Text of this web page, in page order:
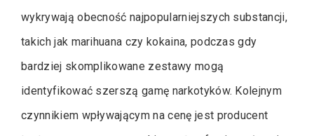
wykrywają obecność najpopularniejszych substancji,
takich jak marihuana czy kokaina, podczas gdy
bardziej skomplikowane zestawy mogą
identyfikować szerszą gamę narkotyków. Kolejnym
czynnikiem wpływającym na cenę jest producent